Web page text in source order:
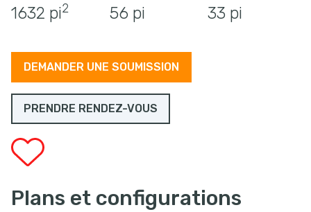
1632 pi2 56 pi 33 pi
DEMANDER UNE SOUMISSION
PRENDRE RENDEZ-VOUS
Plans et configurations